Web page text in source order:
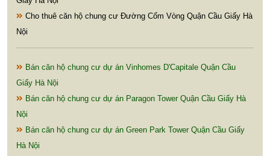
Cho thuê căn hộ chung cư Đường Cốm Vòng Quận Cầu Giấy Hà
Nội
Bán căn hộ chung cư dự án Vinhomes D'Capitale Quận Cầu
Giấy Hà Nội
Bán căn hộ chung cư dự án Paragon Tower Quận Cầu Giấy Hà
Nội
Bán căn hộ chung cư dự án Green Park Tower Quận Cầu Giấy
Hà Nội